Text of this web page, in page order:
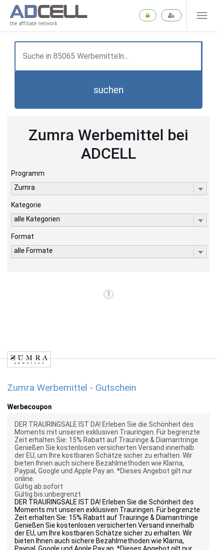
the affiliate network
suchen
Zumra Werbemittel bei
ADCELL
Programm
Zumra
Kategorie
alle Kategorien
Format
alle Formate
1
Zumra Werbemittel - Gutschein
Werbecoupon
DER TRAURINGSALE IST DA! Erleben Sie die Schönheit des
Moments mit unseren exklusiven Trauringen. Für begrenzte
Zeit erhalten Sie: 15% Rabatt auf Trauringe & Diamantringe
Genießen Sie kostenlosen versicherten Versand innerhalb
der EU, um Ihre kostbaren Schätze sicher zu erhalten. Wir
bieten Ihnen auch sichere Bezahlmethoden wie Klarna,
Paypal, Google und Apple Pay an. *Dieses Angebot gilt nur
online.
Gültig ab:sofort
Gültig bis:unbegrenzt
DER TRAURINGSALE IST DA! Erleben Sie die Schönheit des
Moments mit unseren exklusiven Trauringen. Für begrenzte
Zeit erhalten Sie: 15% Rabatt auf Trauringe & Diamantringe
Genießen Sie kostenlosen versicherten Versand innerhalb
der EU, um Ihre kostbaren Schätze sicher zu erhalten. Wir
bieten Ihnen auch sichere Bezahlmethoden wie Klarna,